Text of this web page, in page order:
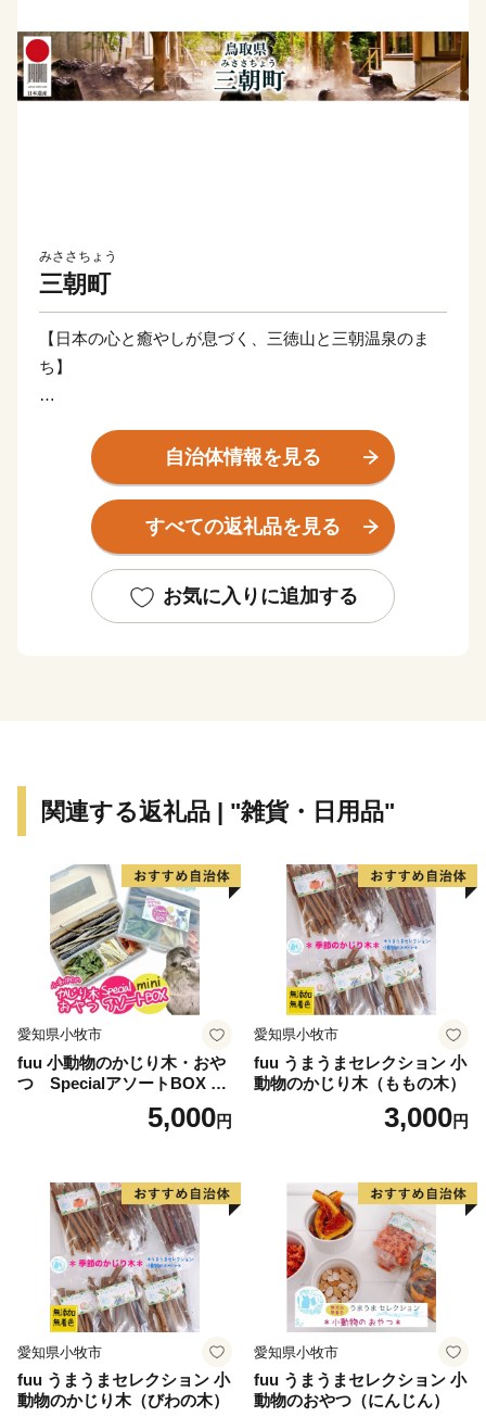
みささちょう
三朝町
【日本の心と癒やしが息づく、三徳山と三朝温泉のま
ち】
に包まれた湯と山の町です。町の主な産業は「観光」と
「農林業」です。
観光では、世界屈指のラドン含有量を誇り、古くから湯
治の名湯として親しまれる「三朝温泉」や、国宝・投入
これらは日本遺産にも認定された本町が誇るべき資源で
あり、訪れる方々の心を深く癒やす場所として恵みをも
自治体情報を見る
すべての返礼品を見る
お気に入りに追加する
関連する返礼品 | "雑貨・日用品"
愛知県小牧市
fuu 小動物のかじり木・おや
つ SpecialアソートBOX mi
5,000円
愛知県小牧市
fuu うまうまセレクション 小
動物のかじり木（ももの木）
3,000円
愛知県小牧市
fuu うまうまセレクション 小
動物のかじり木（びわの木）
愛知県小牧市
fuu うまうまセレクション 小
動物のおやつ（にんじん）